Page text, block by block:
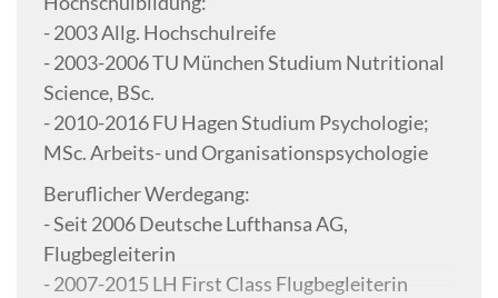
- 2003 Allg. Hochschulreife
- 2003-2006 TU München Studium Nutritional
Science, BSc.
- 2010-2016 FU Hagen Studium Psychologie;
MSc. Arbeits- und Organisationspsychologie
Beruflicher Werdegang:
- Seit 2006 Deutsche Lufthansa AG,
Flugbegleiterin
- 2007-2015 LH First Class Flugbegleiterin